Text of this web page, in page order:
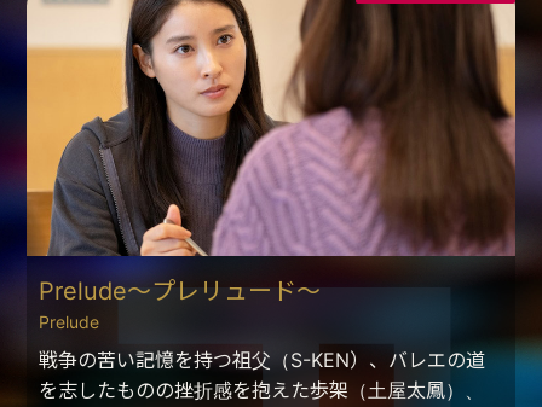
Prelude～プレリュード～
Prelude
戦争の苦い記憶を持つ祖父（S-KEN）、バレエの道
を志したものの挫折感を抱えた歩架（土屋太鳳）、